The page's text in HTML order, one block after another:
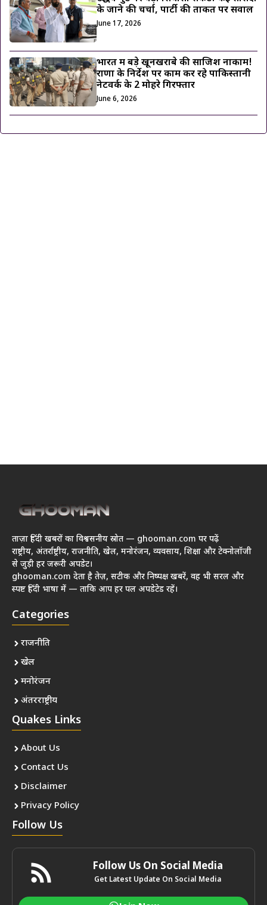
के जाने की चर्चा, पार्टी की ताकत पर सवाल
June 17, 2026
भारत में बड़े खूनखराबे की साजिश नाकाम!
राणा के निर्देश पर काम कर रहे पाकिस्तानी
नेटवर्क के 2 मोहरे गिरफ्तार
June 6, 2026
ताज़ा हिंदी खबरों का विश्वसनीय स्रोत — ghooman.com पर पढ़ें
राष्ट्रीय, अंतर्राष्ट्रीय, राजनीति, खेल, मनोरंजन, व्यवसाय, शिक्षा और टेक्नोलॉजी
से जुड़ी हर जरूरी अपडेट।
ghooman.com देता है तेज़, सटीक और निष्पक्ष खबरें, वह भी सरल और
स्पष्ट हिंदी भाषा में — ताकि आप हर पल अपडेटेड रहें।
Categories
राजनीति
खेल
मनोरंजन
अंतरराष्ट्रीय
Quakes Links
About Us
Contact Us
Disclaimer
Privacy Policy
Follow Us
Follow Us On Social Media
Get Latest Update On Social Media